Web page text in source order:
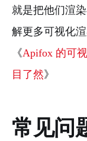
就是把他们渲
解更多可视化
《Apifox 的可
目了然》
常见问